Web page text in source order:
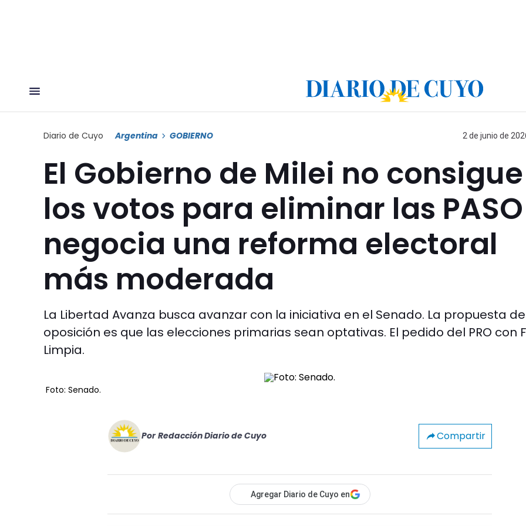
Diario de Cuyo Argentina GOBIERNO 2 de junio de
El Gobierno de Milei no consigue
los votos para eliminar las
negocia una reforma electoral
más moderada
La Libertad Avanza busca avanzar con la iniciativa en el Senado. La propuesta
oposición es que las elecciones primarias sean optativas. El pedido del PRO con
Limpia.
Foto: Senado.
Por Redacción Diario de Cuyo Compartir
Agregar Diario de Cuyo en